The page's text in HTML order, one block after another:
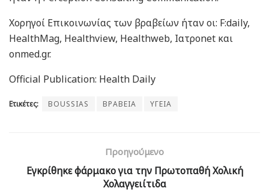
Χορηγοί Επικοινωνίας των βραβείων ήταν οι: F:daily,
HealthMag, Healthview, Healthweb, Ιατροnet και
onmed.gr.
Official Publication: Health Daily
Ετικέτες: BOUSSIAS ΒΡΑΒΕΙΑ ΥΓΕΙΑ
Προηγούμενο
Εγκρίθηκε φάρμακο για την Πρωτοπαθή Χολική
Χολαγγειίτιδα